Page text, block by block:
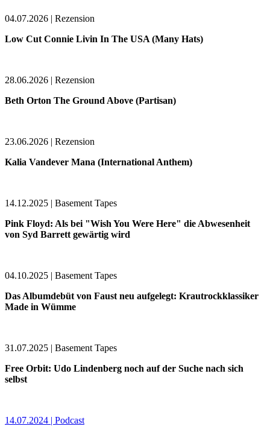
04.07.2026 | Rezension
Low Cut Connie Livin In The USA (Many Hats)
28.06.2026 | Rezension
Beth Orton The Ground Above (Partisan)
23.06.2026 | Rezension
Kalia Vandever Mana (International Anthem)
14.12.2025 | Basement Tapes
Pink Floyd: Als bei "Wish You Were Here" die Abwesenheit
von Syd Barrett gewärtig wird
04.10.2025 | Basement Tapes
Das Albumdebüt von Faust neu aufgelegt: Krautrockklassiker
Made in Wümme
31.07.2025 | Basement Tapes
Free Orbit: Udo Lindenberg noch auf der Suche nach sich
selbst
14.07.2024 | Podcast